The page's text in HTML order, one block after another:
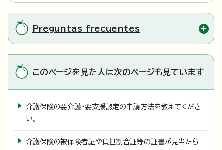
Preguntas frecuentes
このページを見た人は次のページも見ています
介護保険の要介護・要支援認定の申請方法を教えてくださ
い。
介護保険の被保険者証や負担割合証等の証書が見当たら